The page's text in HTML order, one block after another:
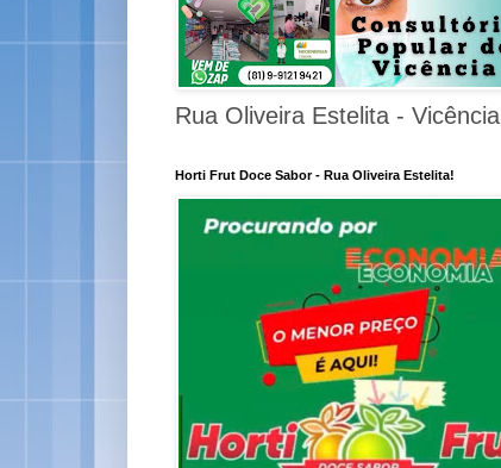
Rua Oliveira Estelita - Vicência
Horti Frut Doce Sabor - Rua Oliveira Estelita!